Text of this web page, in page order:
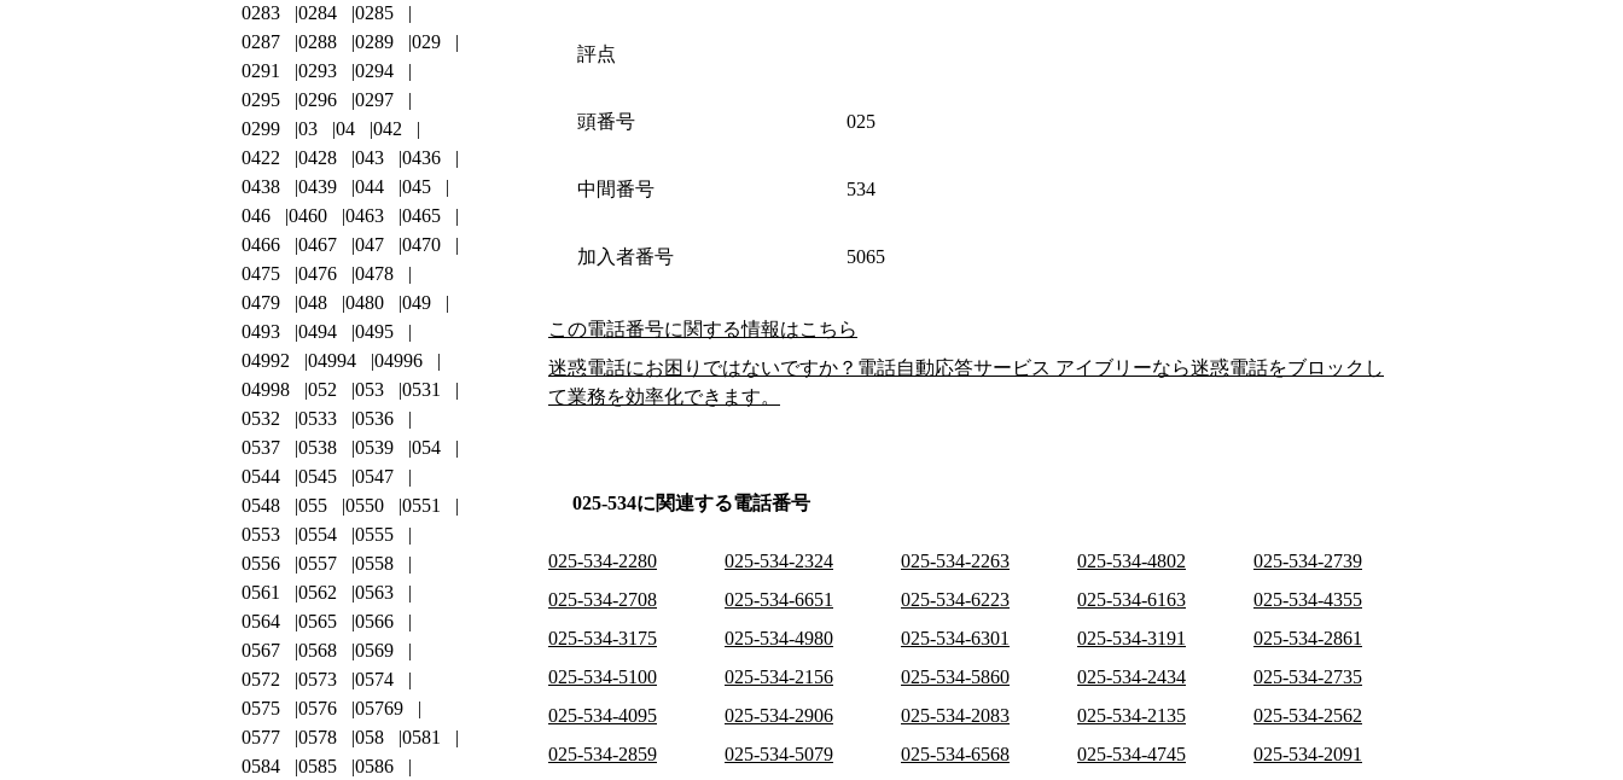
評点
頭番号 025
中間番号 534
加入者番号 5065
この電話番号に関する情報はこちら
迷惑電話にお困りではないですか？電話自動応答サービス アイブリーなら迷惑電話をブロックし
て業務を効率化できます。
025-534に関連する電話番号
025-534-2280 025-534-2324 025-534-2263 025-534-4802
025-534-2739
025-534-2708
025-534-6651 025-534-6223 025-534-6163
025-534-4355
025-534-3175
025-534-4980 025-534-6301 025-534-3191
025-534-2861
025-534-5100
025-534-2156 025-534-5860 025-534-2434
025-534-2735
025-534-4095
025-534-2906 025-534-2083 025-534-2135
025-534-2562
025-534-2859
025-534-5079 025-534-6568 025-534-4745
025-534-2091
0283
0284
0285
0287
0288 0289
029
0291
0293
0294
0295
0296
0297
0299
03 04
042
0422
0428 043
0436
0438
0439 044
045
046
0460 0463
0465
0466
0467 047
0470
0475
0476
0478
0479
048 0480
049
0493
0494
0495
04992
04994
04996
04998
052 053
0531
0532
0533
0536
0537
0538 0539
054
0544
0545
0547
0548
055 0550
0551
0553
0554
0555
0556
0557
0558
0561
0562
0563
0564
0565
0566
0567
0568
0569
0572
0573
0574
0575
0576
05769
0577
0578 058
0581
0584
0585
0586